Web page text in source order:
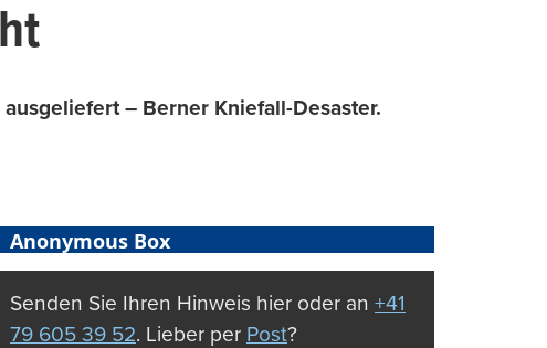
– Berner Kniefall-Desaster.
Anonymous Box
Senden Sie Ihren Hinweis hier oder an +41
79 605 39 52. Lieber per Post?